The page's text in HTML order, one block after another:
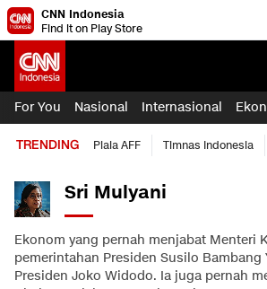
CNN Indonesia
Find it on Play Store
For You Nasional Internasional
TRENDING Piala AFF Timnas Indonesia
Sri Mulyani
Ekonom yang pernah menjabat Menteri
pemerintahan Presiden Susilo Bambang
Presiden Joko Widodo. Ia juga pernah